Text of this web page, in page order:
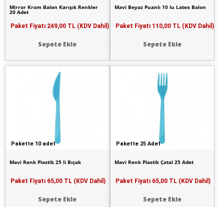
Mirror Krom Balon Karışık Renkler
20 Adet
Paket Fiyatı 249,00 TL (KDV Dahil)
Sepete Ekle
Mavi Beyaz Puanlı 10 lu Latex Balon
Paket Fiyatı 110,00 TL (KDV Dahil)
Sepete Ekle
Pakette 10 adet
Mavi Renk Plastik 25 li Bıçak
Paket Fiyatı 65,00 TL (KDV Dahil)
Sepete Ekle
Pakette 25 Adet
Mavi Renk Plastik Çatal 25 Adet
Paket Fiyatı 65,00 TL (KDV Dahil)
Sepete Ekle